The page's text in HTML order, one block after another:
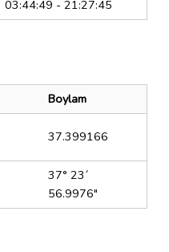
03:44:49 - 21:27:45
Boylam
37.399166
37° 23´
56.9976"